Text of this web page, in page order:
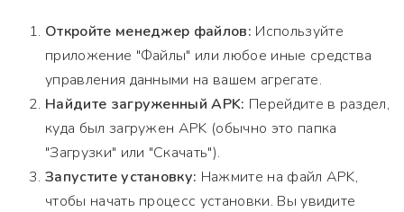
Откройте менеджер файлов: Используйте
приложение "Файлы" или любое иные средства
управления данными на вашем агрегате.
Найдите загруженный APK: Перейдите в раздел,
куда был загружен APK (обычно это папка
"Загрузки" или "Скачать").
Запустите установку: Нажмите на файл APK,
чтобы начать процесс установки. Вы увидите